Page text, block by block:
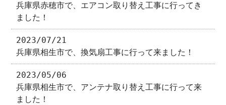
兵庫県赤穂市で、エアコン取り替え工事に行ってき
ました！
2023/07/21
兵庫県相生市で、換気扇工事に行って来ました！
2023/05/06
兵庫県相生市で、アンテナ取り替え工事に行って来
ました！